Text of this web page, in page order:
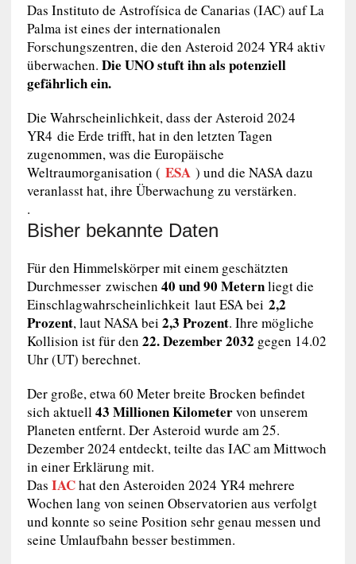
Das Instituto de Astrofísica de Canarias (IAC) auf La
Palma ist eines der internationalen
Forschungszentren, die den Asteroid 2024 YR4 aktiv
überwachen. Die UNO stuft ihn als potenziell
gefährlich ein.
Die Wahrscheinlichkeit, dass der Asteroid 2024
YR4 die Erde trifft, hat in den letzten Tagen
zugenommen, was die Europäische
Weltraumorganisation ( ESA) und die NASA dazu
veranlasst hat, ihre Überwachung zu verstärken.
.
Bisher bekannte Daten
Für den Himmelskörper mit einem geschätzten
Durchmesser zwischen 40 und 90 Meternliegt die
Einschlagwahrscheinlichkeit laut ESA bei 2,2
Prozent, laut NASA bei 2,3 Prozent. Ihre mögliche
Kollision ist für den 22. Dezember 2032 gegen 14.02
Uhr (UT) berechnet.
Der große, etwa 60 Meter breite Brocken befindet
sich aktuell43 Millionen Kilometervon unserem
Planeten entfernt. Der Asteroid wurde am 25.
Dezember 2024 entdeckt, teilte das IAC am Mittwoch
in einer Erklärung mit.
Das IAChat den Asteroiden 2024 YR4 mehrere
Wochen lang von seinen Observatorien aus verfolgt
und konnte so seine Position sehr genau messen und
seine Umlaufbahn besser bestimmen.